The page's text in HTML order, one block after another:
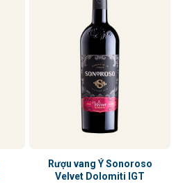
Rượu vang Ý Sonoroso
Velvet Dolomiti IGT